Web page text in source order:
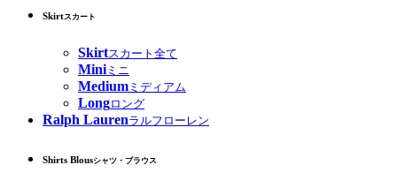
Skirtスカート
Skirtスカート全て
Miniミニ
Medium ミディアム
Longロング
Ralph Laurenラルフローレン
Shirts Blousシャツ・ブラウス